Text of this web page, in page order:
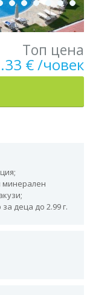
Топ цена
€ /човек
деца до 2.99 г.